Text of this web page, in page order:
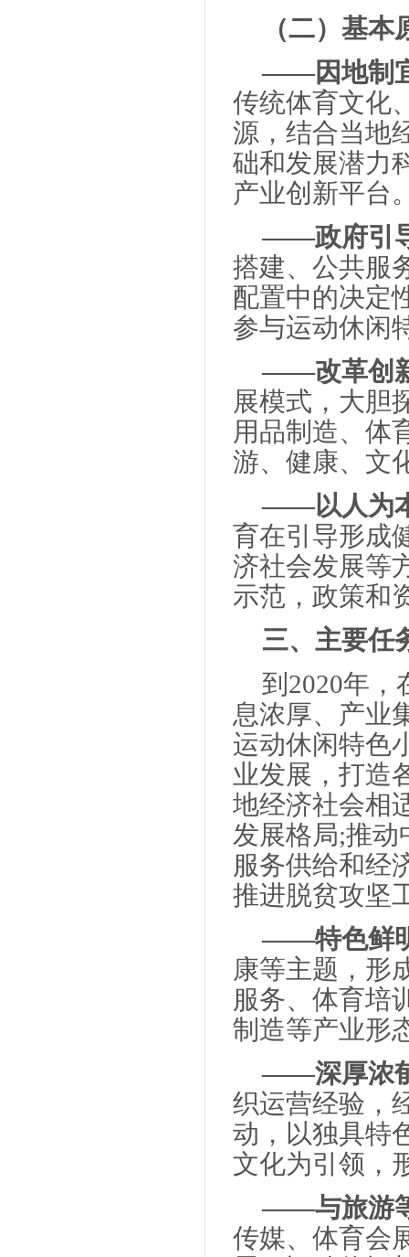
（二）基本
——因地制
传统体育文化
源，结合当地
础和发展潜力
产业创新平台
——政府引
搭建、公共服
配置中的决定
参与运动休闲
——改革创
展模式，大胆
用品制造、体
游、健康、文
——以人为
育在引导形成
济社会发展等
示范，政策和
三、主要任
到2020年，
息浓厚、产业
运动休闲特色
业发展，打造
地经济社会相
发展格局;推动
服务供给和经
推进脱贫攻坚
——特色鲜
康等主题，形
服务、体育培
制造等产业形
——深厚浓
织运营经验，
动，以独具特
文化为引领，
——与旅游
传媒、体育会